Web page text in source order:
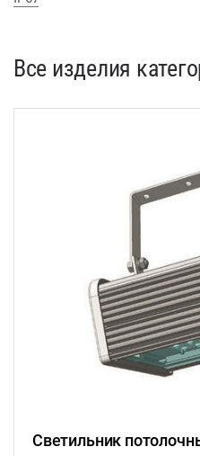
Все изделия
Светильник